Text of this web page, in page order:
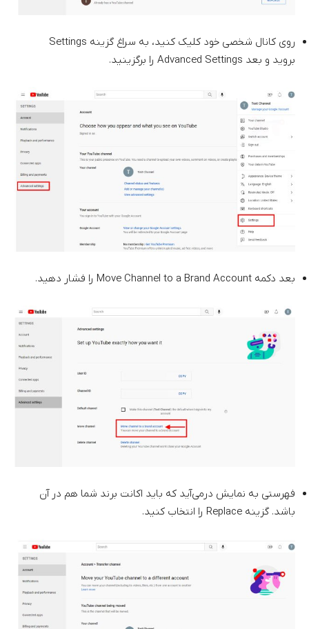
روی کانال شخصی خود کلیک کنید، به سراغ گزینه Settings
بروید و بعد Advanced Settings را برگزینید.
بعد دکمه Move Channel to a Brand Account را فشار دهید.
فهرستی به نمایش درمی‌آید که باید اکانت برند شما هم در آن
باشد. گزینه Replace را انتخاب کنید.